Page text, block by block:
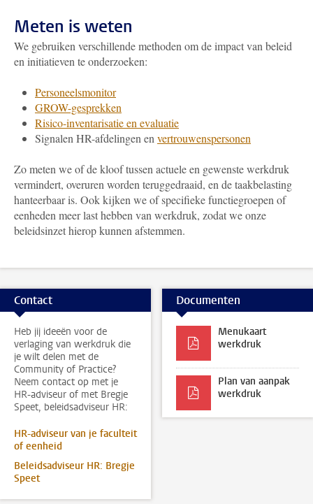
Meten is weten
We gebruiken verschillende methoden om de impact van beleid
en initiatieven te onderzoeken:
Personeelsmonitor
GROW-gesprekken
Risico-inventarisatie en evaluatie
Signalen HR-afdelingen en vertrouwenspersonen
Zo meten we of de kloof tussen actuele en gewenste werkdruk
vermindert, overuren worden teruggedraaid, en de taakbelasting
hanteerbaar is. Ook kijken we of specifieke functiegroepen of
eenheden meer last hebben van werkdruk, zodat we onze
beleidsinzet hierop kunnen afstemmen.
Contact
Heb jij ideeën voor de
verlaging van werkdruk die
je wilt delen met de
Community of Practice?
Neem contact op met je
HR-adviseur of met Bregje
Speet, beleidsadviseur HR:
HR-adviseur van je faculteit
of eenheid
Beleidsadviseur HR: Bregje
Speet
Documenten
Menukaart
werkdruk
Plan van aanpak
werkdruk